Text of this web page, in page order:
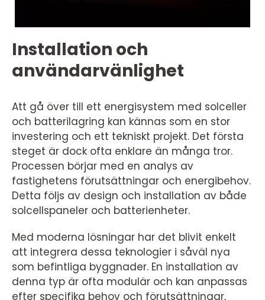
Installation och
användarvänlighet
Att gå över till ett energisystem med solceller
och batterilagring kan kännas som en stor
investering och ett tekniskt projekt. Det första
steget är dock ofta enklare än många tror.
Processen börjar med en analys av
fastighetens förutsättningar och energibehov.
Detta följs av design och installation av både
solcellspaneler och batterienheter.
Med moderna lösningar har det blivit enkelt
att integrera dessa teknologier i såväl nya
som befintliga byggnader. En installation av
denna typ är ofta modulär och kan anpassas
efter specifika behov och förutsättningar,